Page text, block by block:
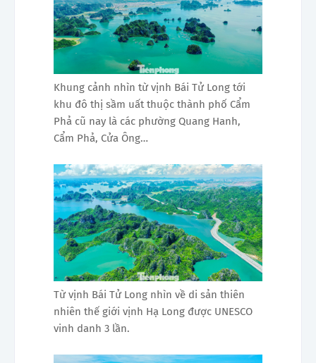
Khung cảnh nhìn từ vịnh Bái Tử Long tới
khu đô thị sầm uất thuộc thành phố Cẩm
Phả cũ nay là các phường Quang Hanh,
Cẩm Phả, Cửa Ông…
Từ vịnh Bái Tử Long nhìn về di sản thiên
nhiên thế giới vịnh Hạ Long được UNESCO
vinh danh 3 lần.